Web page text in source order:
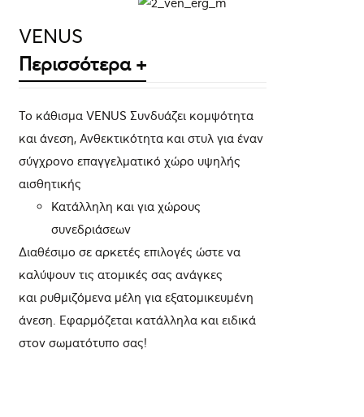
ΛΕΠΤΟΜΈΡΕΙΕΣ
VENUS
Περισσότερα +
Το κάθισμα VENUS Συνδυάζει κομψότητα
και άνεση, Ανθεκτικότητα και στυλ για έναν
σύγχρονο επαγγελματικό χώρο υψηλής
αισθητικής
Κατάλληλη και για χώρους
συνεδριάσεων
Διαθέσιμο σε αρκετές επιλογές ώστε να
καλύψουν τις ατομικές σας ανάγκες
και ρυθμιζόμενα μέλη για εξατομικευμένη
άνεση. Εφαρμόζεται κατάλληλα και ειδικά
στον σωματότυπο σας!